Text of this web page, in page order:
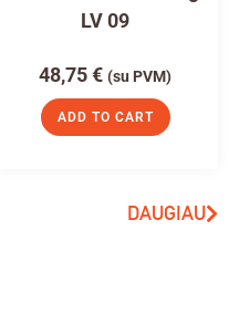
LV 09
48,75€ (su PVM)
ADD TO CART
DAUGIAU